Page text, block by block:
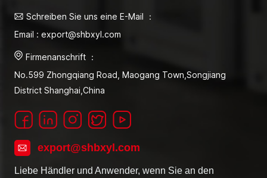
Schreiben Sie uns eine E-Mail ：
Email : export@shbxyl.com
Firmenanschrift ：
No.599 Zhongqiang Road, Maogang Town,Songjiang
District Shanghai,China
export@shbxyl.com
Liebe Händler und Anwender, wenn Sie an den